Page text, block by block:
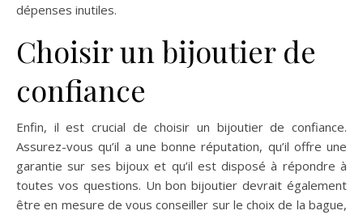
dépenses inutiles.
Choisir un bijoutier de
confiance
Enfin, il est crucial de choisir un bijoutier de confiance.
Assurez-vous qu’il a une bonne réputation, qu’il offre une
garantie sur ses bijoux et qu’il est disposé à répondre à
toutes vos questions. Un bon bijoutier devrait également
être en mesure de vous conseiller sur le choix de la bague,